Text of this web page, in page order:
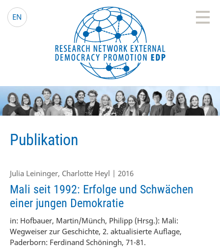
EN EDP Network
Deutsche Website
Publikation
Julia Leininger, Charlotte Heyl | 2016
Mali seit 1992: Erfolge und Schwächen
einer jungen Demokratie
in: Hofbauer, Martin/Münch, Philipp (Hrsg.): Mali:
Wegweiser zur Geschichte, 2. aktualisierte Auflage,
Paderborn: Ferdinand Schöningh, 71-81.